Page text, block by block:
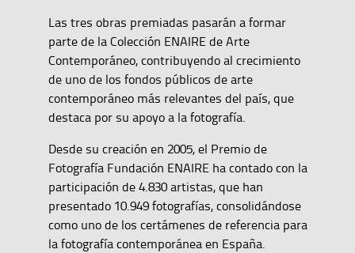
Las tres obras premiadas pasarán a formar
parte de la Colección ENAIRE de Arte
Contemporáneo, contribuyendo al crecimiento
de uno de los fondos públicos de arte
contemporáneo más relevantes del país, que
destaca por su apoyo a la fotografía.
Desde su creación en 2005, el Premio de
Fotografía Fundación ENAIRE ha contado con la
participación de 4.830 artistas, que han
presentado 10.949 fotografías, consolidándose
como uno de los certámenes de referencia para
la fotografía contemporánea en España.